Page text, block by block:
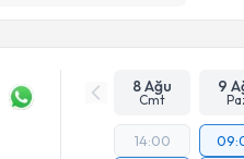
8 Ağu
Cmt
9
14:00